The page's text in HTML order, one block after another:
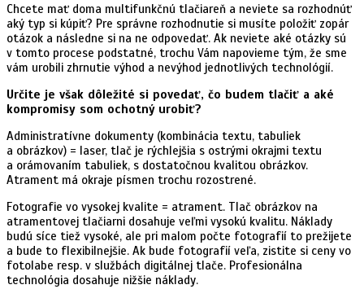
Chcete mať doma multifunkčnú tlačiareň a neviete sa rozhodnúť
aký typ si kúpiť? Pre správne rozhodnutie si musíte položiť zopár
otázok a následne si na ne odpovedať. Ak neviete aké otázky sú
v tomto procese podstatné, trochu Vám napovieme tým, že sme
vám urobili zhrnutie výhod a nevýhod jednotlivých technológií.
Určite je však dôležité si povedať, čo budem tlačiť a aké
kompromisy som ochotný urobiť?
Administratívne dokumenty (kombinácia textu, tabuliek
a obrázkov) = laser, tlač je rýchlejšia s ostrými okrajmi textu
a orámovaním tabuliek, s dostatočnou kvalitou obrázkov.
Atrament má okraje písmen trochu rozostrené.
Fotografie vo vysokej kvalite = atrament. Tlač obrázkov na
atramentovej tlačiarni dosahuje veľmi vysokú kvalitu. Náklady
budú síce tiež vysoké, ale pri malom počte fotografií to prežijete
a bude to flexibilnejšie. Ak bude fotografií veľa, zistite si ceny vo
fotolabe resp. v službách digitálnej tlače. Profesionálna
technológia dosahuje nižšie náklady.